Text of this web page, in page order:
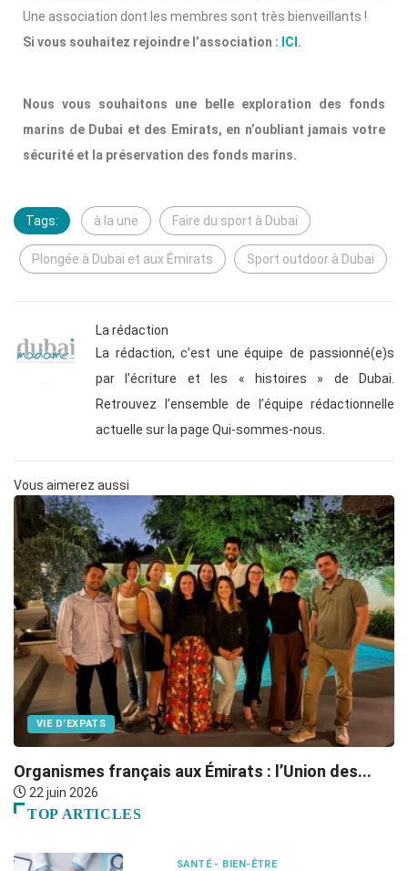
Une association dont les membres sont très bienveillants !
Si vous souhaitez rejoindre l’association : ICI .
Nous vous souhaitons une belle exploration des fonds
marins de Dubai et des Emirats, en n’oubliant jamais votre
sécurité et la préservation des fonds marins.
Tags: à la une Faire du sport à Dubai
Plongée à Dubai et aux Émirats Sport outdoor à Dubai
La rédaction
La rédaction, c’est une équipe de passionné(e)s
par l’écriture et les « histoires » de Dubai.
Retrouvez l’ensemble de l’équipe rédactionnelle
actuelle sur la page Qui-sommes-nous.
Vous aimerez aussi
VIE D’EXPATS
Organismes français aux Émirats : l’Union des...
22 juin 2026
TOP ARTICLES
SANTÉ - BIEN-ÊTRE